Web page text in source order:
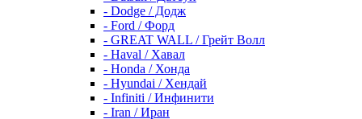
- Dodge / Додж
- Ford / Форд
- GREAT WALL / Грейт Волл
- Haval / Хавал
- Honda / Хонда
- Hyundai / Хендай
- Infiniti / Инфинити
- Iran / Иран